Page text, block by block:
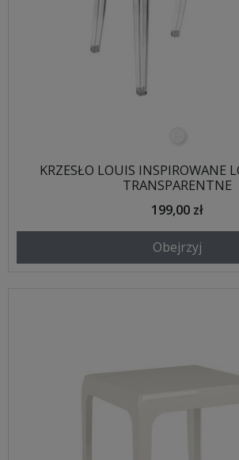
KRZESŁO LOUIS INSPIROWANE
TRANSPARENTNE
199,00 zł
Obejrzyj